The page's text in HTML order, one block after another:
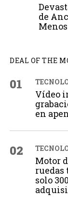
de
DEAL OF THE
01
Vídeo
en
02
Motor
ruedas
solo